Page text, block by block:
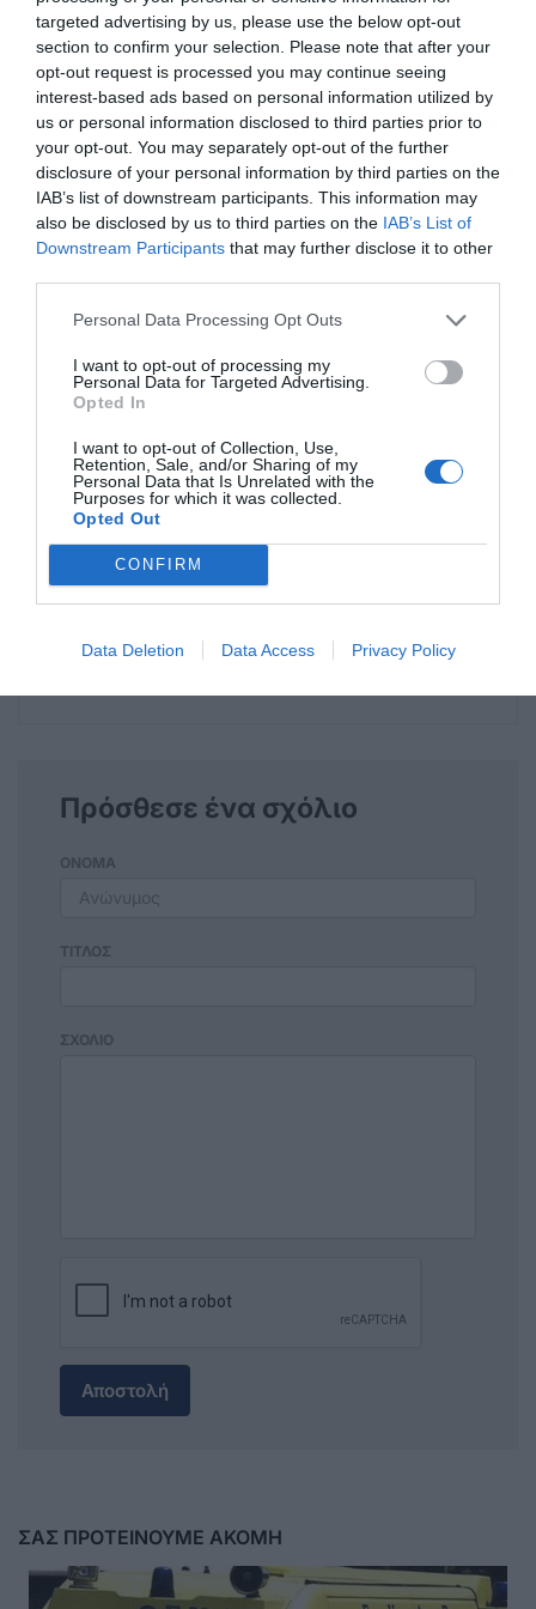
targeted advertising by us, please use the below opt-out
section to confirm your selection. Please note that after your
opt-out request is processed you may continue seeing
interest-based ads based on personal information utilized by
us or personal information disclosed to third parties prior to
your opt-out. You may separately opt-out of the further
disclosure of your personal information by third parties on the
IAB’s list of downstream participants. This information may
also be disclosed by us to third parties on the IAB’s List of
Downstream Participants that may further disclose it to other
Personal Data Processing Opt Outs
I want to opt-out of processing my
Personal Data for Targeted Advertising.
Opted In
I want to opt-out of Collection, Use,
Retention, Sale, and/or Sharing of my
Personal Data that Is Unrelated with the
Purposes for which it was collected.
Opted Out
CONFIRM
Data Deletion Data Access Privacy Policy
εισόδημα για την ενεργειακή αναβάθμιση της
κατοικίας τους. Θεωρείται ότι απαιτούνται περίπου
30.000 ευρώ για ενεργειακή αναβάθμιση, με τη
σχετική δανειακή δόση να καθορίζει και το όριο
εισοδήματος. Συγκεκριμένα, το κατώφλι
τοποθετείται στις 25.000 ευρώ ετησίως, με
προσαύξηση 1.000 έως 1.500 ευρώ για κάθε παιδί.
Σύμφωνα με τις εκτιμήσεις, περίπου 1,5
χαρακτηριστικά ενεργειακής ευαλωτότητας.
Πηγή:newmoney.gr
Η ανωνυμία είναι το καλύτερο κρησφύγετο δειλίας και
χυδαιότητας!
Πρόσθεσε ένα σχόλιο
ΟΝΟΜΑ
ΤΙΤΛΟΣ
ΣΧΟΛΙΟ
Αποστολή
ΣΑΣ ΠΡΟΤΕΙΝΟΥΜΕ ΑΚΟΜΗ